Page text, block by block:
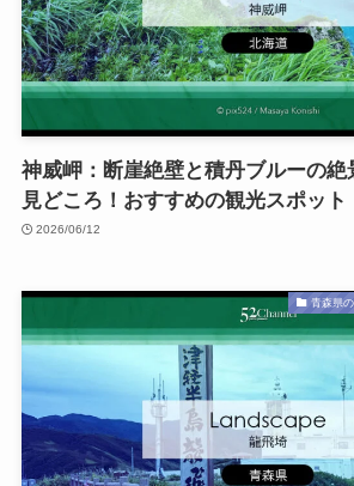
神威岬：断崖絶壁と積丹ブルーの
見どころ！おすすめの観光スポット
2026/06/12
青森県